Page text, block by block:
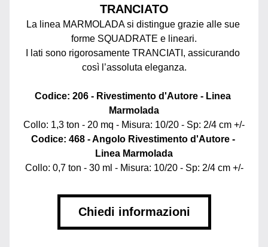
TRANCIATO
La linea MARMOLADA si distingue grazie alle sue
forme SQUADRATE e lineari.
I lati sono rigorosamente TRANCIATI, assicurando
così l’assoluta eleganza.
Codice: 206 - Rivestimento d'Autore - Linea
Marmolada
Collo: 1,3 ton - 20 mq - Misura: 10/20 - Sp: 2/4 cm +/-
Codice: 468 - Angolo Rivestimento d'Autore -
Linea Marmolada
Collo: 0,7 ton - 30 ml - Misura: 10/20 - Sp: 2/4 cm +/-
Chiedi informazioni